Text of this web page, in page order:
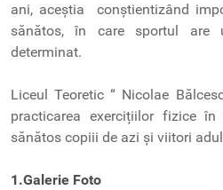
ani, aceștia conștientizând
sănătos, în care sportul
determinat.
Liceul Teoretic “ Nicolae
practicarea exercițiilor fizice
sănătos copiii de azi și viitori
1.Galerie Foto